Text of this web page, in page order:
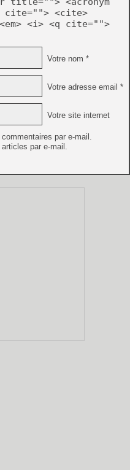
cite=""> <cite>
<i> <q cite="">
Votre nom *
Votre adresse email *
Votre site internet
par e-mail.
par e-mail.